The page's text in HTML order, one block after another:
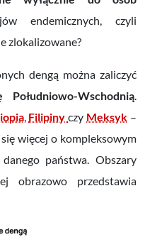
endemicznych, czyli
zlokalizowane?
dengą można zaliczyć
Wschodnią.
, Filipinyczy Meksyk –
więcej o kompleksowym
państwa. Obszary
obrazowo przedstawia